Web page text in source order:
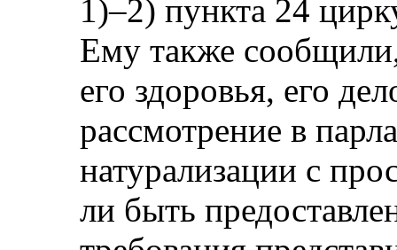
1)–2) пункта 24
Ему также
его здоровья, его
рассмотрение в
натурализации с
ли быть